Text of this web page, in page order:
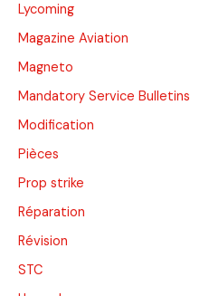
Lycoming
Magazine Aviation
Magneto
Mandatory Service Bulletins
Modification
Pièces
Prop strike
Réparation
Révision
STC